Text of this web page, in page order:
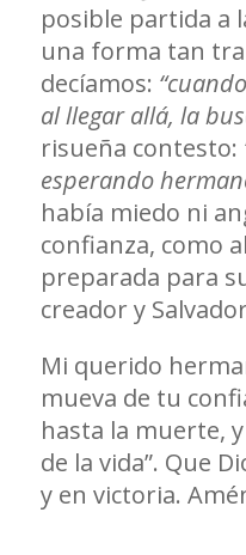
posible partida a
una forma tan
decíamos:
al llegar allá, la
risueña contesto:
esperando
había miedo ni
confianza, como
preparada para
creador y
Mi querido
mueva de tu
hasta la muerte,
de la vida”. Que
y en victoria.